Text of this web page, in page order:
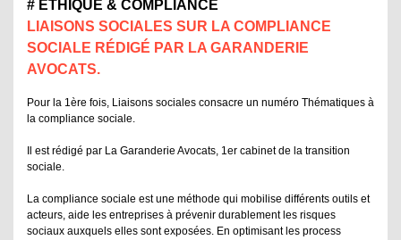
# ETHIQUE & COMPLIANCE
LIAISONS SOCIALES SUR LA COMPLIANCE
SOCIALE RÉDIGÉ PAR LA GARANDERIE
AVOCATS.
Pour la 1ère fois, Liaisons sociales consacre un numéro Thématiques à
la compliance sociale.
Il est rédigé par La Garanderie Avocats, 1er cabinet de la transition
sociale.
La compliance sociale est une méthode qui mobilise différents outils et
acteurs, aide les entreprises à prévenir durablement les risques
sociaux auxquels elles sont exposées. En optimisant les process